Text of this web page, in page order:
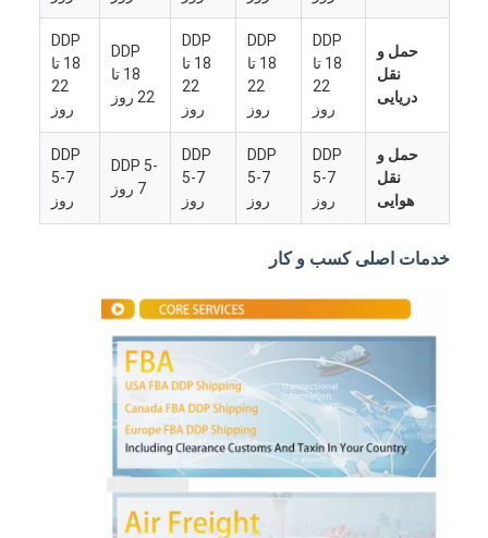
محصولات
دربارهی ما
کارخانه تور
حمل و
نقل
دریایی
DDP
18 تا
22
روز
DDP
18 تا
22
روز
DDP
18 تا
22
روز
DDP
18 تا
22 روز
DDP
18 تا
22
روز
حمل و
نقل
هوایی
DDP
5-7
روز
DDP
5-7
روز
DDP
5-7
روز
DDP 5-
7 روز
DDP
5-7
روز
خدمات اصلی کسب و کار